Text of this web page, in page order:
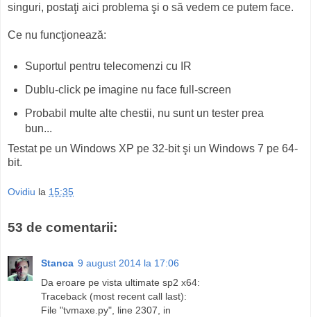
singuri, postaţi aici problema şi o să vedem ce putem face.
Ce nu funcţionează:
Suportul pentru telecomenzi cu IR
Dublu-click pe imagine nu face full-screen
Probabil multe alte chestii, nu sunt un tester prea
bun...
Testat pe un Windows XP pe 32-bit şi un Windows 7 pe 64-
bit.
Ovidiu la 15:35
53 de comentarii:
Stanca 9 august 2014 la 17:06
Da eroare pe vista ultimate sp2 x64:
Traceback (most recent call last):
File "tvmaxe.py", line 2307, in